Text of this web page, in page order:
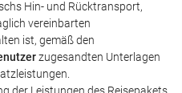
Hin- und Rücktransport,
vereinbarten
ist, gemäß den
zugesandten Unterlagen